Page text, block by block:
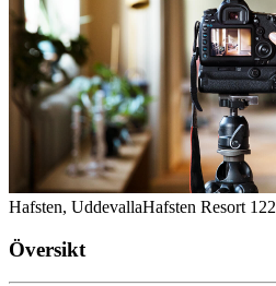
Hafsten, UddevallaHafsten Resort 122
Översikt